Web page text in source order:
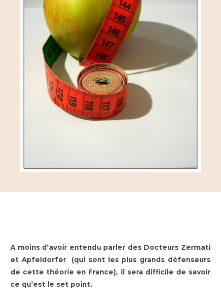
A moins d’avoir entendu parler des Docteurs Zermati
et Apfeldorfer (qui sont les plus grands défenseurs
de cette théorie en France), il sera difficile de savoir
ce qu’est le set point.